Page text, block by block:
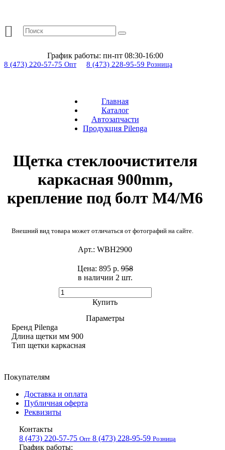
График работы: пн-пт 08:30-16:00
8 (473) 220-57-75 Опт 8 (473) 228-95-59 Розница
Главная
Каталог
Автозапчасти
Продукция Pilenga
Щетка стеклоочистителя
каркасная 900mm,
крепление под болт М4/М6
Внешний вид товара может отличаться от фотографий на сайте.
Арт.: WBH2900
в наличии 2 шт. ​
Цена: 895 р.958
Купить
Параметры
Бренд Pilenga
Длина щетки мм 900
Тип щетки каркасная
Покупателям
Доставка и оплата
Публичная оферта
Реквизиты
Контакты
8 (473) 220-57-75 Опт 8 (473) 228-95-59 Розница
График работы: